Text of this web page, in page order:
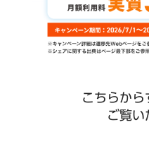
こちらから
ご覧い